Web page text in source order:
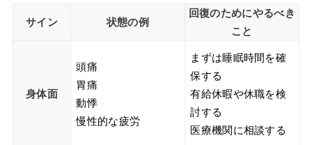
サイン 状態の例
回復のためにやるべき
こと
身体面
頭痛
胃痛
動悸
慢性的な疲労
まずは睡眠時間を確
保する
有給休暇や休職を検
討する
医療機関に相談する